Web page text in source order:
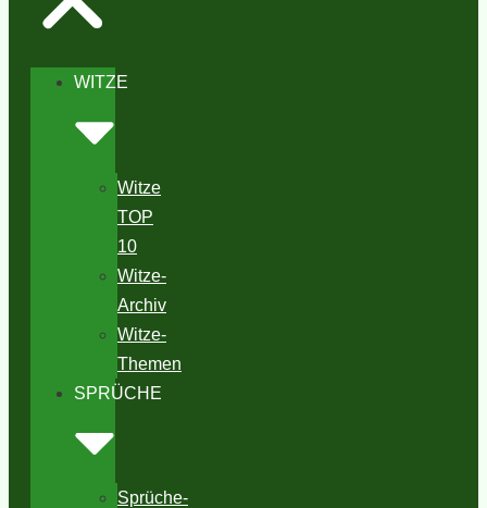
WITZE
Witze
TOP
10
Witze-
Archiv
Witze-
Themen
SPRÜCHE
Sprüche-